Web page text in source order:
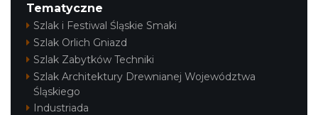
Tematyczne
Szlak i Festiwal Śląskie Smaki
Szlak Orlich Gniazd
Szlak Zabytków Techniki
Szlak Architektury Drewnianej Województwa
Śląskiego
Industriada